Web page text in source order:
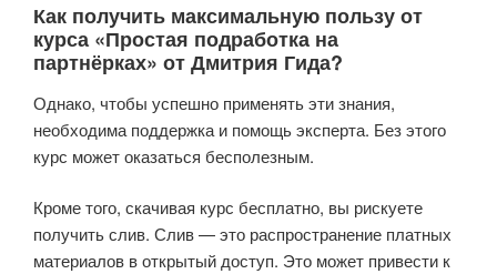
Как получить максимальную пользу от
курса «Простая подработка на
партнёрках» от Дмитрия Гида?
Однако, чтобы успешно применять эти знания,
необходима поддержка и помощь эксперта. Без этого
курс может оказаться бесполезным.
Кроме того, скачивая курс бесплатно, вы рискуете
получить слив. Слив — это распространение платных
материалов в открытый доступ. Это может привести к